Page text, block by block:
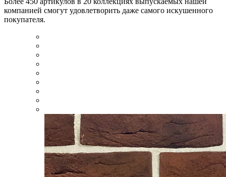
компанией смогут удовлетворить даже самого искушенного
покупателя.